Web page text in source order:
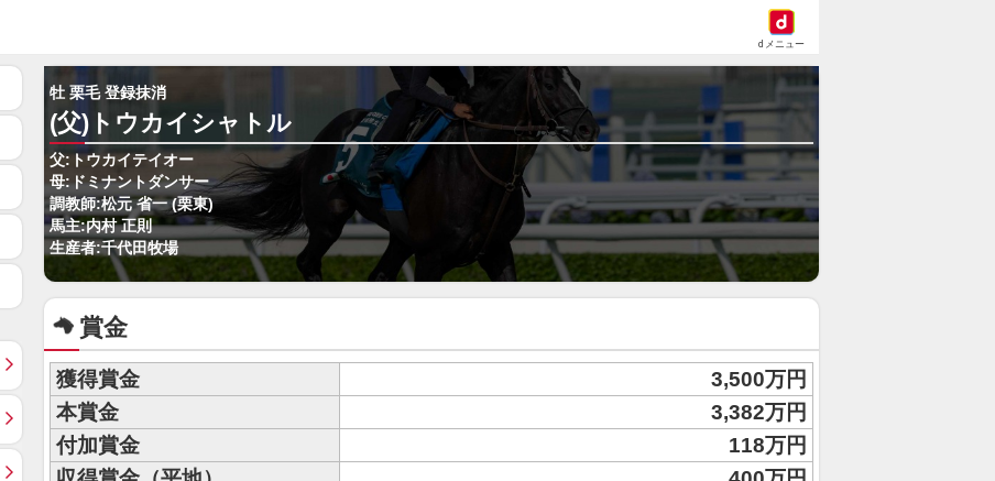
dメニュー
牡 栗毛 登録抹消
(父)トウカイシャトル
父:トウカイテイオー
母:ドミナントダンサー
調教師:松元 省一 (栗東)
馬主:内村 正則
生産者:千代田牧場
賞金
獲得賞金
3,500万円
本賞金
3,382万円
付加賞金
118万円